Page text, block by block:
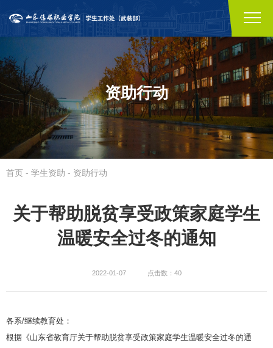
资助行动
首页 - 学生资助 - 资助行动
关于帮助脱贫享受政策家庭学生
温暖安全过冬的通知
2022-01-07 点击数：40
各系/继续教育处：
根据《山东省教育厅关于帮助脱贫享受政策家庭学生温暖安全过冬的通